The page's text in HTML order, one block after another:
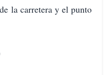
la carretera y el punto